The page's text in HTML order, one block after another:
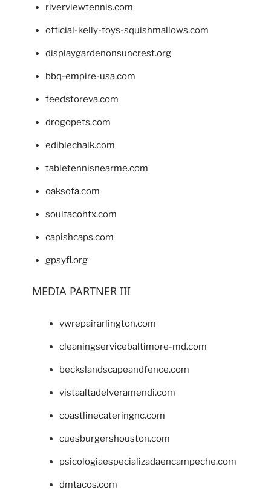
riverviewtennis.com
official-kelly-toys-squishmallows.com
displaygardenonsuncrest.org
bbq-empire-usa.com
feedstoreva.com
drogopets.com
ediblechalk.com
tabletennisnearme.com
oaksofa.com
soultacohtx.com
capishcaps.com
gpsyfl.org
MEDIA PARTNER III
vwrepairarlington.com
cleaningservicebaltimore-md.com
beckslandscapeandfence.com
vistaaltadelveramendi.com
coastlinecateringnc.com
cuesburgershouston.com
psicologiaespecializadaencampeche.com
dmtacos.com